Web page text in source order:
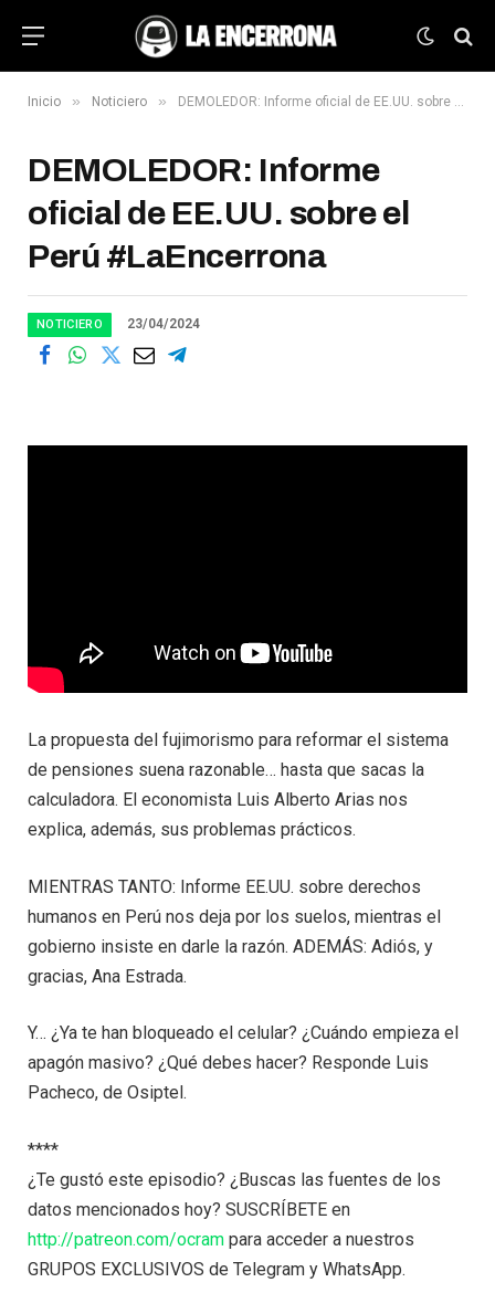
Inicio » Noticiero » DEMOLEDOR: Informe oficial de EE.UU. sobre el Perú #LaEncerrona
DEMOLEDOR: Informe
oficial de EE.UU. sobre el
Perú #LaEncerrona
NOTICIERO 23/04/2024
La propuesta del fujimorismo para reformar el sistema
de pensiones suena razonable… hasta que sacas la
calculadora. El economista Luis Alberto Arias nos
explica, además, sus problemas prácticos.
MIENTRAS TANTO: Informe EE.UU. sobre derechos
humanos en Perú nos deja por los suelos, mientras el
gobierno insiste en darle la razón. ADEMÁS: Adiós, y
gracias, Ana Estrada.
Y… ¿Ya te han bloqueado el celular? ¿Cuándo empieza el
apagón masivo? ¿Qué debes hacer? Responde Luis
Pacheco, de Osiptel.
****
¿Te gustó este episodio? ¿Buscas las fuentes de los
datos mencionados hoy? SUSCRÍBETE en
http://patreon.com/ocram para acceder a nuestros
GRUPOS EXCLUSIVOS de Telegram y WhatsApp.